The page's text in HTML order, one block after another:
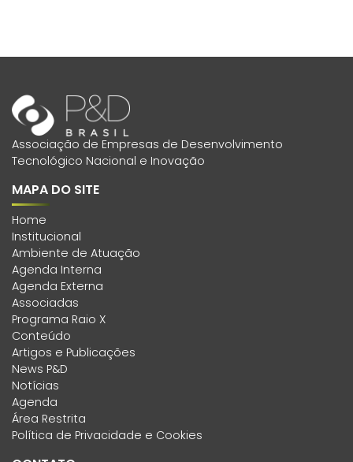
Associação de Empresas de Desenvolvimento
Tecnológico Nacional e Inovação
MAPA DO SITE
Home
Institucional
Ambiente de Atuação
Agenda Interna
Agenda Externa
Associadas
Programa Raio X
Conteúdo
Artigos e Publicações
News P&D
Notícias
Agenda
Área Restrita
Política de Privacidade e Cookies